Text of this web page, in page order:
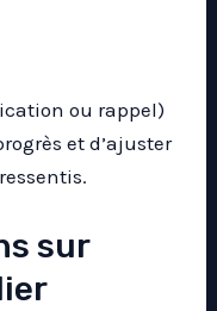
ou rappel)
et d’ajuster
sur